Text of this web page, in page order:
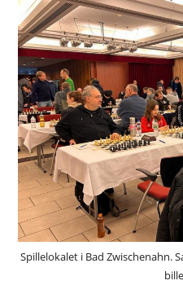
Spillelokalet i Bad Zwischenahn.